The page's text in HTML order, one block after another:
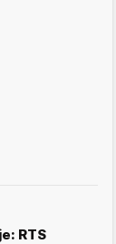
RTS